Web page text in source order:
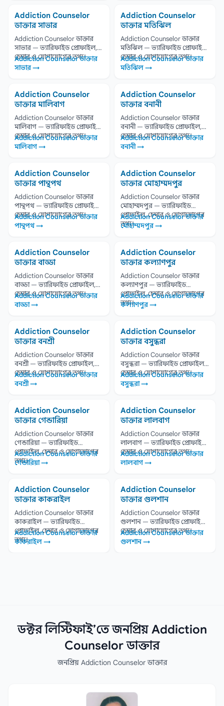
Addiction Counselor
ডাক্তার সাভার
Addiction Counselor ডাক্তার
সাভার — ভ্যারিফাইড প্রোফাইল,
চেম্বার ও যোগাযোগের তথ্য।
Addiction Counselor ডাক্তার
সাভার →
Addiction Counselor
ডাক্তার মতিঝিল
Addiction Counselor ডাক্তার
মতিঝিল — ভ্যারিফাইড প্রোফাইল,
চেম্বার ও যোগাযোগের তথ্য।
Addiction Counselor ডাক্তার
মতিঝিল →
Addiction Counselor
ডাক্তার মালিবাগ
Addiction Counselor ডাক্তার
মালিবাগ — ভ্যারিফাইড প্রোফাইল,
চেম্বার ও যোগাযোগের তথ্য।
Addiction Counselor ডাক্তার
মালিবাগ →
Addiction Counselor
ডাক্তার বনানী
Addiction Counselor ডাক্তার
বনানী — ভ্যারিফাইড প্রোফাইল,
চেম্বার ও যোগাযোগের তথ্য।
Addiction Counselor ডাক্তার
বনানী →
Addiction Counselor
ডাক্তার পান্থপথ
Addiction Counselor ডাক্তার
পান্থপথ — ভ্যারিফাইড প্রোফাইল,
চেম্বার ও যোগাযোগের তথ্য।
Addiction Counselor ডাক্তার
পান্থপথ →
Addiction Counselor
ডাক্তার মোহাম্মদপুর
Addiction Counselor ডাক্তার
মোহাম্মদপুর — ভ্যারিফাইড
প্রোফাইল, চেম্বার ও যোগাযোগের
তথ্য।
Addiction Counselor ডাক্তার
মোহাম্মদপুর →
Addiction Counselor
ডাক্তার বাড্ডা
Addiction Counselor ডাক্তার
বাড্ডা — ভ্যারিফাইড প্রোফাইল,
চেম্বার ও যোগাযোগের তথ্য।
Addiction Counselor ডাক্তার
বাড্ডা →
Addiction Counselor
ডাক্তার কল্যাণপুর
Addiction Counselor ডাক্তার
কল্যাণপুর — ভ্যারিফাইড
প্রোফাইল, চেম্বার ও যোগাযোগের
তথ্য।
Addiction Counselor ডাক্তার
কল্যাণপুর →
Addiction Counselor
ডাক্তার বনশ্রী
Addiction Counselor ডাক্তার
বনশ্রী — ভ্যারিফাইড প্রোফাইল,
চেম্বার ও যোগাযোগের তথ্য।
Addiction Counselor ডাক্তার
বনশ্রী →
Addiction Counselor
ডাক্তার বসুন্ধরা
Addiction Counselor ডাক্তার
বসুন্ধরা — ভ্যারিফাইড প্রোফাইল,
চেম্বার ও যোগাযোগের তথ্য।
Addiction Counselor ডাক্তার
বসুন্ধরা →
Addiction Counselor
ডাক্তার গেন্ডারিয়া
Addiction Counselor ডাক্তার
গেন্ডারিয়া — ভ্যারিফাইড
প্রোফাইল, চেম্বার ও যোগাযোগের
তথ্য।
Addiction Counselor ডাক্তার
গেন্ডারিয়া →
Addiction Counselor
ডাক্তার লালবাগ
Addiction Counselor ডাক্তার
লালবাগ — ভ্যারিফাইড প্রোফাইল,
চেম্বার ও যোগাযোগের তথ্য।
Addiction Counselor ডাক্তার
লালবাগ →
Addiction Counselor
ডাক্তার কাকরাইল
Addiction Counselor ডাক্তার
কাকরাইল — ভ্যারিফাইড
প্রোফাইল, চেম্বার ও যোগাযোগের
তথ্য।
Addiction Counselor ডাক্তার
কাকরাইল →
Addiction Counselor
ডাক্তার গুলশান
Addiction Counselor ডাক্তার
গুলশান — ভ্যারিফাইড প্রোফাইল,
চেম্বার ও যোগাযোগের তথ্য।
Addiction Counselor ডাক্তার
গুলশান →
ডক্টর লিস্টিফাই’তে জনপ্রিয় Addiction
Counselor ডাক্তার
জনপ্রিয় Addiction Counselor ডাক্তার